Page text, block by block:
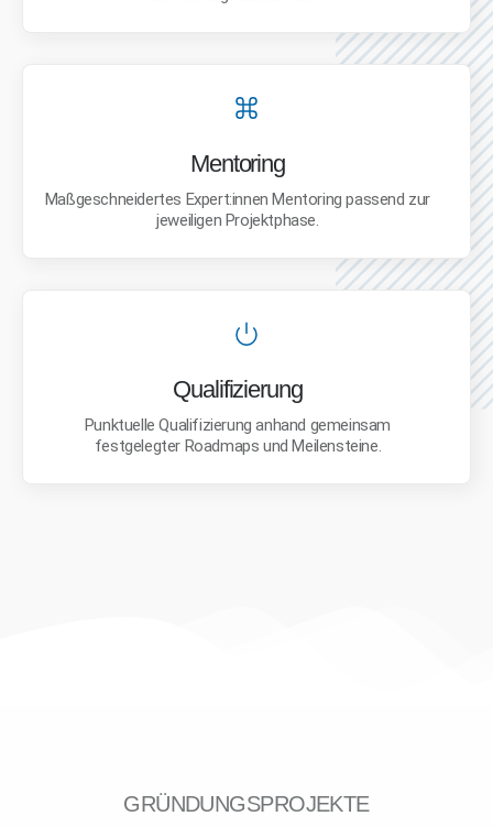
Mentoring
Maßgeschneidertes Expert:innen Mentoring passend zur
jeweiligen Projektphase.
Qualifizierung
Punktuelle Qualifizierung anhand gemeinsam
festgelegter Roadmaps und Meilensteine.
GRÜNDUNGSPROJEKTE